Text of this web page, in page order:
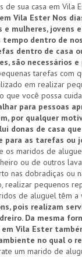
sua casa em Vila
Vila Ester Nos
mulheres, jovens
dentro de
dentro de casa
são necessários
tarefas com
em realizar
você possa
para pessoas
por qualquer
donas de casa
para as tarefas ou
os maridos de
ou de outros
nas dobradiças ou
realizar pequenos
de aluguel têm
pois realizam
Da mesma
Vila Ester
no qual o
um marido de